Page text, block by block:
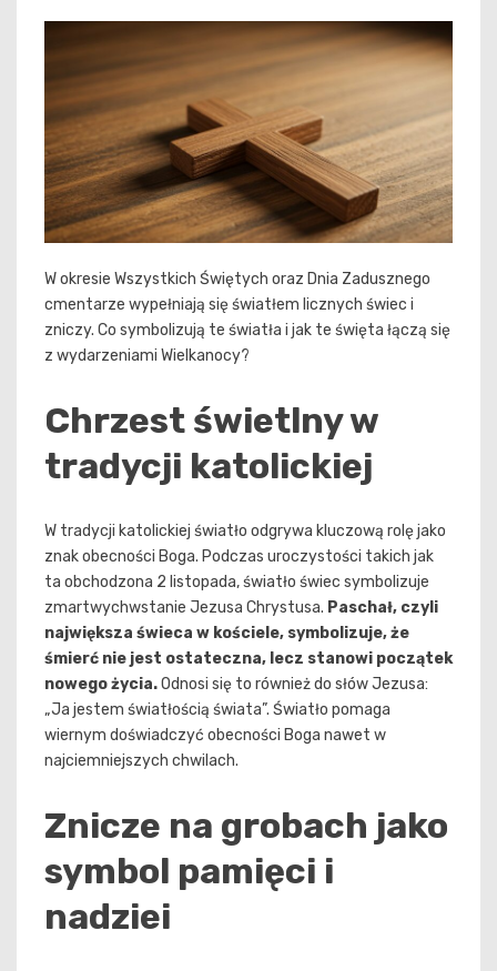
W okresie Wszystkich Świętych oraz Dnia Zadusznego
cmentarze wypełniają się światłem licznych świec i
zniczy. Co symbolizują te światła i jak te święta łączą się
z wydarzeniami Wielkanocy?
Chrzest świetlny w
tradycji katolickiej
W tradycji katolickiej światło odgrywa kluczową rolę jako
znak obecności Boga. Podczas uroczystości takich jak
ta obchodzona 2 listopada, światło świec symbolizuje
zmartwychwstanie Jezusa Chrystusa. Paschał, czyli
największa świeca w kościele, symbolizuje, że
śmierć nie jest ostateczna, lecz stanowi początek
nowego życia.Odnosi się to również do słów Jezusa:
„Ja jestem światłością świata”. Światło pomaga
wiernym doświadczyć obecności Boga nawet w
najciemniejszych chwilach.
Znicze na grobach jako
symbol pamięci i
nadziei